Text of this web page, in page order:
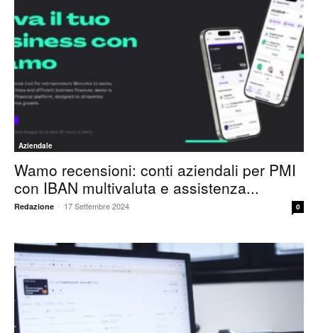
Aziendale
Wamo recensioni: conti aziendali per PMI
con IBAN multivaluta e assistenza...
Redazione - 17 Settembre 2024 0